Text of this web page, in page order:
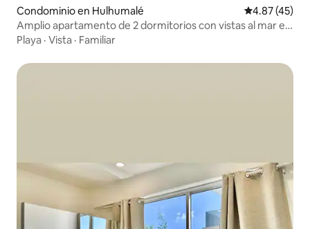
Condominio en Hulhumalé Calificación
4.87 (45)
Amplio apartamento de 2 dormitorios con vistas al mar en
primera línea de playa en Lazzalla
Playa · Vista · Familiar